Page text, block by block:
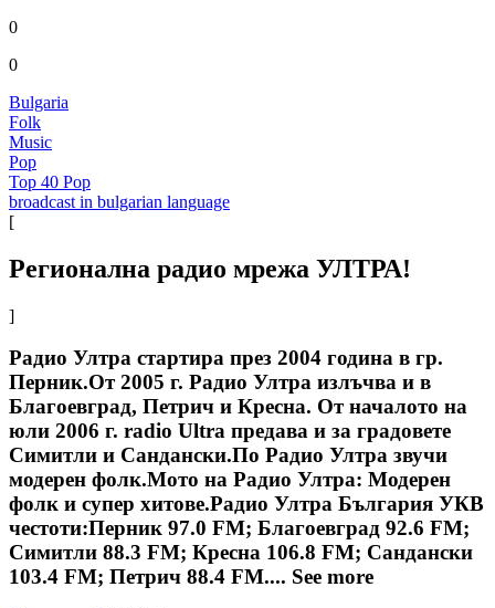
0
0
Bulgaria
Folk
Music
Pop
Top 40 Pop
broadcast in bulgarian language
[
Регионална радио мрежа УЛТРА!
]
Радио Ултра стартира през 2004 година в гр.
Перник.От 2005 г. Радио Ултра излъчва и в
Благоевград, Петрич и Кресна. От началото на
юли 2006 г. radio Ultra предава и за градовете
Симитли и Сандански.По Радио Ултра звучи
модерен фолк.Мото на Радио Ултра: Модерeн
фолк и супер хитове.Радио Ултра България УКВ
честоти:Перник 97.0 FM; Благоевград 92.6 FM;
Симитли 88.3 FM; Кресна 106.8 FM; Сандански
103.4 FM; Петрич 88.4 FM.... See more